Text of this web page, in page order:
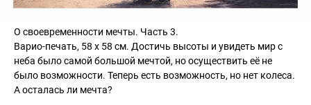
О своевременности мечты. Часть 3.
Варио-печать, 58 х 58 см. Достичь высоты и увидеть мир с
неба было самой большой мечтой, но осуществить её не
было возможности. Теперь есть возможность, но нет колеса.
А осталась ли мечта?